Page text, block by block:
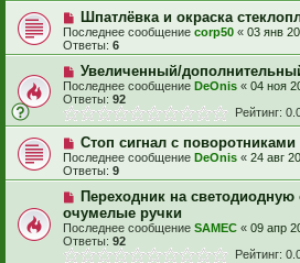
Шпатлёвка и окраска
Последнее сообщение corp50 « 03 янв
Ответы: 6
Увеличенный/
Последнее сообщение DeOnis « 04 ноя
Ответы: 92
Рейтинг:
Стоп сигнал с поворотниками
Последнее сообщение DeOnis « 24 авг
Ответы: 9
Переходник на
очумелые ручки
Последнее сообщение SAMEC « 09 апр
Ответы: 92
Рейтинг: